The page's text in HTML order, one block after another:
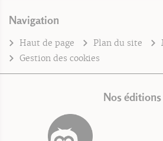
Navigation
Haut de page Plan du site
Gestion des cookies
Nos éditions